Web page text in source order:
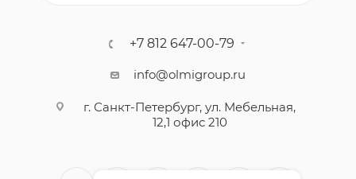
+7 812 647-00-79
info@olmigroup.ru
г. Санкт-Петербург, ул. Мебельная,
12,1 офис 210